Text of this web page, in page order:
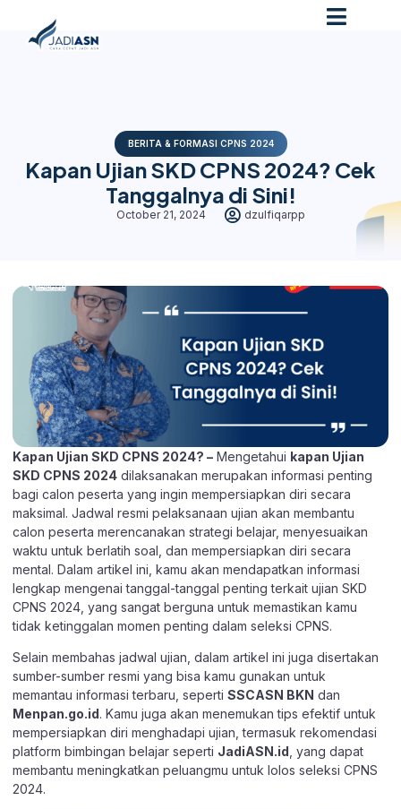
BERITA & FORMASI CPNS 2024
Kapan Ujian SKD CPNS 2024? Cek
Tanggalnya di Sini!
October 21, 2024 dzulfiqarpp
Kapan Ujian SKD CPNS 2024? – Mengetahui kapan Ujian
SKD CPNS 2024 dilaksanakan merupakan informasi penting
bagi calon peserta yang ingin mempersiapkan diri secara
maksimal. Jadwal resmi pelaksanaan ujian akan membantu
calon peserta merencanakan strategi belajar, menyesuaikan
waktu untuk berlatih soal, dan mempersiapkan diri secara
mental. Dalam artikel ini, kamu akan mendapatkan informasi
lengkap mengenai tanggal-tanggal penting terkait ujian SKD
CPNS 2024, yang sangat berguna untuk memastikan kamu
tidak ketinggalan momen penting dalam seleksi CPNS.
Selain membahas jadwal ujian, dalam artikel ini juga disertakan
sumber-sumber resmi yang bisa kamu gunakan untuk
memantau informasi terbaru, seperti SSCASN BKN dan
Menpan.go.id. Kamu juga akan menemukan tips efektif untuk
mempersiapkan diri menghadapi ujian, termasuk rekomendasi
platform bimbingan belajar seperti JadiASN.id , yang dapat
membantu meningkatkan peluangmu untuk lolos seleksi CPNS
2024.